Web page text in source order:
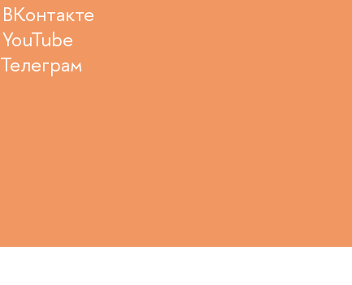
ВКонтакте
YouTube
Телеграм